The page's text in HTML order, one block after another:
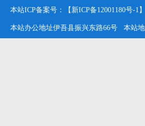
本站ICP备案号：【新ICP备12001180号-1
本站办公地址伊吾县振兴东路66号 本站